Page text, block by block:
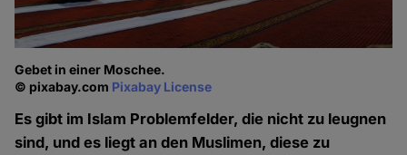
Gebet in einer Moschee.
© pixabay.com Pixabay License
Es gibt im Islam Problemfelder, die nicht zu leugnen
sind, und es liegt an den Muslimen, diese zu